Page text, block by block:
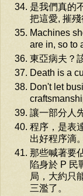
是我們真的
把這愛, 摧
Machines
are in, so to
東亞病夫？
Death is a
Don't let
讓一部分人
程序，是表
出好程序滴。
那些喊著要
陷身於 P 民
局，大約只
三濫了。